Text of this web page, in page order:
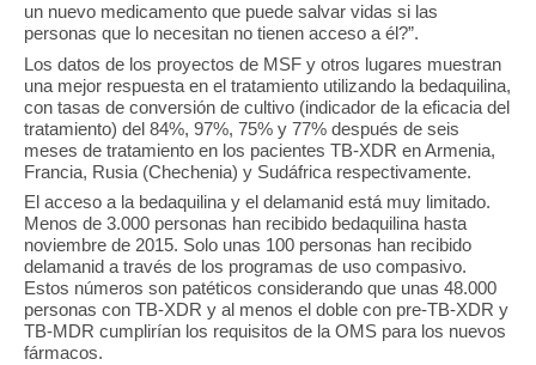
un nuevo medicamento que puede salvar vidas si las
personas que lo necesitan no tienen acceso a él?”.
Los datos de los proyectos de MSF y otros lugares muestran
una mejor respuesta en el tratamiento utilizando la bedaquilina,
con tasas de conversión de cultivo (indicador de la eficacia del
tratamiento) del 84%, 97%, 75% y 77% después de seis
meses de tratamiento en los pacientes TB-XDR en Armenia,
Francia, Rusia (Chechenia) y Sudáfrica respectivamente.
El acceso a la bedaquilina y el delamanid está muy limitado.
Menos de 3.000 personas han recibido bedaquilina hasta
noviembre de 2015. Solo unas 100 personas han recibido
delamanid a través de los programas de uso compasivo.
Estos números son patéticos considerando que unas 48.000
personas con TB-XDR y al menos el doble con pre-TB-XDR y
TB-MDR cumplirían los requisitos de la OMS para los nuevos
fármacos.